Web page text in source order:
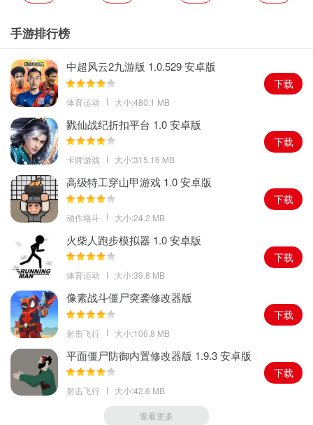
手游排行榜
中超风云2九游版 1.0.529 安卓版
体育运动 大小:480.1 MB
下载
戮仙战纪折扣平台 1.0 安卓版
卡牌游戏 大小:315.16 MB
下载
高级特工穿山甲游戏 1.0 安卓版
动作格斗 大小:24.2 MB
下载
火柴人跑步模拟器 1.0 安卓版
体育运动 大小:39.8 MB
下载
像素战斗僵尸突袭修改器版
射击飞行 大小:106.8 MB
下载
平面僵尸防御内置修改器版 1.9.3 安卓版
射击飞行 大小:42.6 MB
下载
查看更多